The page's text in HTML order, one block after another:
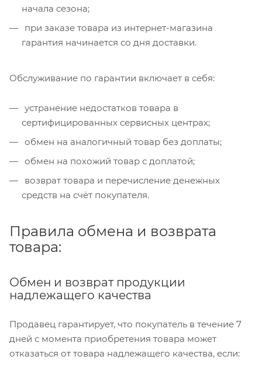
начала сезона;
при заказе товара из интернет-магазина
гарантия начинается со дня доставки.
Обслуживание по гарантии включает в себя:
устранение недостатков товара в
сертифицированных сервисных центрах;
обмен на аналогичный товар без доплаты;
обмен на похожий товар с доплатой;
возврат товара и перечисление денежных
средств на счёт покупателя.
Правила обмена и возврата
товара:
Обмен и возврат продукции
надлежащего качества
Продавец гарантирует, что покупатель в течение 7
дней с момента приобретения товара может
отказаться от товара надлежащего качества, если: